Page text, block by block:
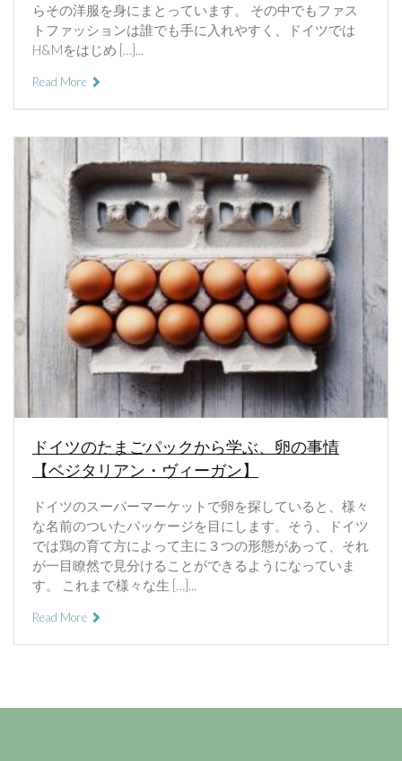
らその洋服を身にまとっています。 その中でもファス
トファッションは誰でも手に入れやすく、ドイツでは
H&Mをはじめ […]...
Read More
ドイツのたまごパックから学ぶ、卵の事情
【ベジタリアン・ヴィーガン】
ドイツのスーパーマーケットで卵を探していると、様々
な名前のついたパッケージを目にします。そう、ドイツ
では鶏の育て方によって主に３つの形態があって、それ
が一目瞭然で見分けることができるようになっていま
す。 これまで様々な生 […]...
Read More